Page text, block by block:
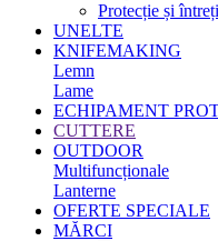
Protecție și
UNELTE
KNIFEMAKING
Lemn
Lame
ECHIPAMENT
CUTTERE
OUTDOOR
Multifuncționale
Lanterne
OFERTE SPECIALE
MĂRCI